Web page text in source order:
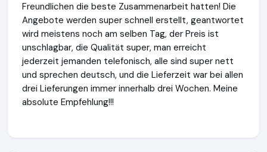
Freundlichen die beste Zusammenarbeit hatten! Die
Angebote werden super schnell erstellt, geantwortet
wird meistens noch am selben Tag, der Preis ist
unschlagbar, die Qualität super, man erreicht
jederzeit jemanden telefonisch, alle sind super nett
und sprechen deutsch, und die Lieferzeit war bei allen
drei Lieferungen immer innerhalb drei Wochen. Meine
absolute Empfehlung!!!